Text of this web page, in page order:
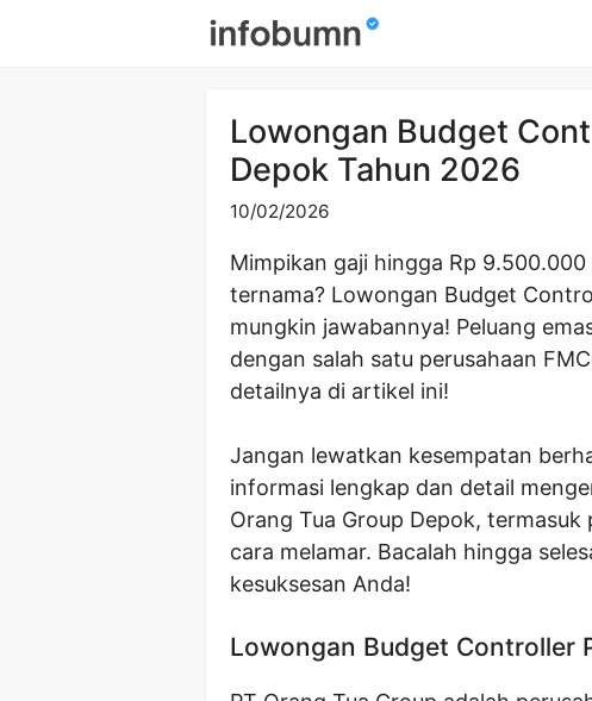
Lowongan Budget
Depok Tahun 2026
10/02/2026
Mimpikan gaji hingga Rp
ternama? Lowongan Budget
mungkin jawabannya! Peluang
dengan salah satu perusahaan
detailnya di artikel ini!
Jangan lewatkan kesempatan
informasi lengkap dan detail
Orang Tua Group Depok,
cara melamar. Bacalah hingga
kesuksesan Anda!
Lowongan Budget Controller